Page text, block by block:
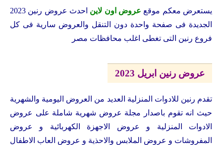
يستعرض معكم موقع عروض اون لاين
احدث عروض رنين 2023
الجديدة فى صفحة واحدة دون التنقل والعروض سارية فى كل
فروع رنين التى تغطى اغلب محافظات مصر
عروض رنين ابريل 2023
تقدم رنين للادوات المنزلية العديد من العروض اليومية والشهرية
حيث انه تقوم باصدار مجلة عروض شهرية شاملة على عروض
الادوات المنزلية و عروض الاجهزة الكهربائية و عروض
المفروشات و عروض الملابس والاحذية و عروض العاب الاطفال